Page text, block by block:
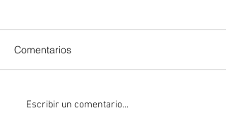
León XIV visitará Uruguay,
Comentarios
Escribir un comentario...